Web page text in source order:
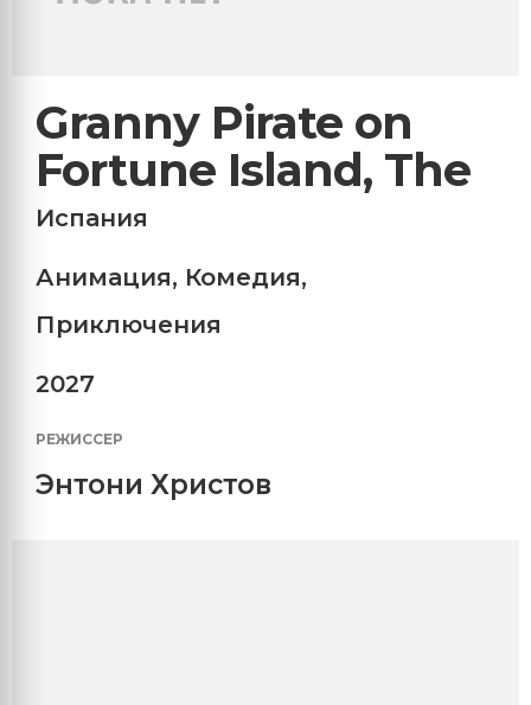
Granny Pirate on
Fortune Island, The
Испания
Анимация, Комедия,
Приключения
2027
РЕЖИССЕР
Энтони Христов